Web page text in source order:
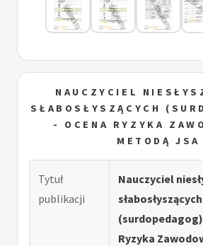
NAUCZYCIEL
SŁABOSŁYSZĄCYCH
- OCENA RYZYKA
METODĄ JSA
Tytuł
publikacji
Nauczyciel
słabosłyszących
(surdopedagog)
Ryzyka